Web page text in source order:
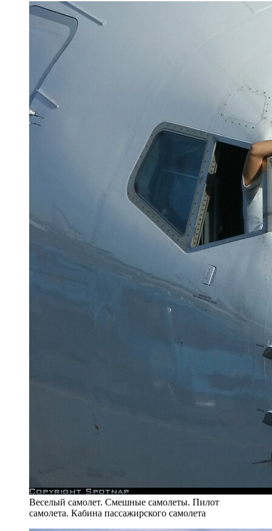
Веселый самолет. Смешные самолеты. Пилот
самолета. Кабина пассажирского самолета